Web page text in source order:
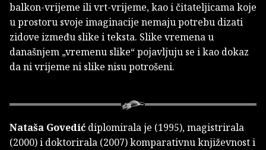
balkon-vrijeme ili vrt-vrijeme, kao i čitateljicama koje
u prostoru svoje imaginacije nemaju potrebu dizati
zidove između slike i teksta. Slike vremena u
današnjem „vremenu slike“ pojavljuju se i kao dokaz
da ni vrijeme ni slike nisu potrošeni.
Nataša Govedić diplomirala je (1995), magistrirala
(2000) i doktorirala (2007) komparativnu književnost i